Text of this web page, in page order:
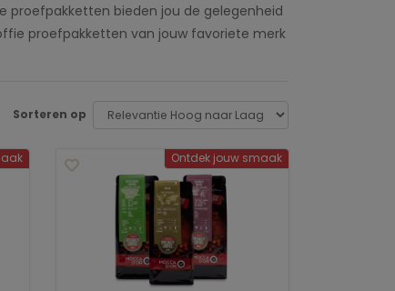
proefpakketten bieden jou de gelegenheid
proefpakketten van jouw favoriete merk
Sorteren op
Ontdek jouw smaak